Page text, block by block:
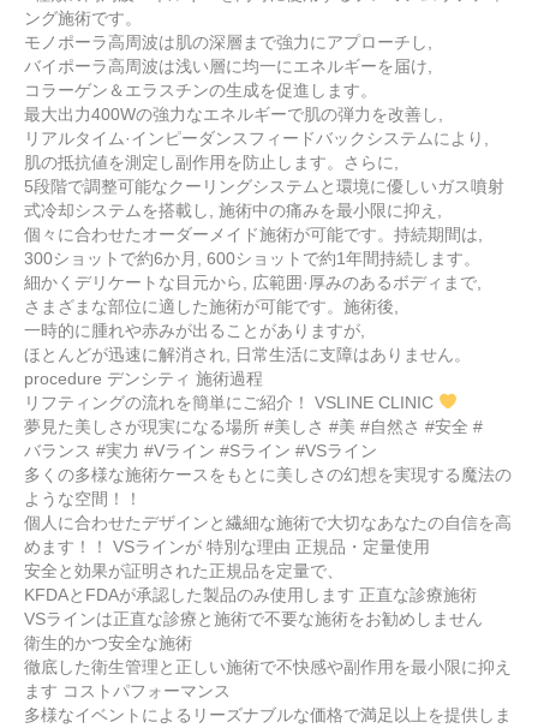
ング施術です。
モノポーラ高周波は肌の深層まで強力にアプローチし,
バイポーラ高周波は浅い層に均一にエネルギーを届け,
コラーゲン＆エラスチンの生成を促進します。
最大出力400Wの強力なエネルギーで肌の弾力を改善し,
リアルタイム·インピーダンスフィードバックシステムにより,
肌の抵抗値を測定し副作用を防止します。さらに,
5段階で調整可能なクーリングシステムと環境に優しいガス噴射
式冷却システムを搭載し, 施術中の痛みを最小限に抑え,
個々に合わせたオーダーメイド施術が可能です。持続期間は,
300ショットで約6か月, 600ショットで約1年間持続します。
細かくデリケートな目元から, 広範囲·厚みのあるボディまで,
さまざまな部位に適した施術が可能です。施術後,
一時的に腫れや赤みが出ることがありますが,
ほとんどが迅速に解消され, 日常生活に支障はありません。
procedure デンシティ 施術過程
リフティングの流れを簡単にご紹介！ VSLINE CLINIC
夢見た美しさが現実になる場所 #美しさ #美 #自然さ #安全 #
バランス #実力 #Vライン #Sライン #VSライン
多くの多様な施術ケースをもとに美しさの幻想を実現する魔法の
ような空間！！
個人に合わせたデザインと繊細な施術で大切なあなたの自信を高
めます！！ VSラインが 特別な理由 正規品・定量使用
安全と効果が証明された正規品を定量で、
KFDAとFDAが承認した製品のみ使用します 正直な診療施術
VSラインは正直な診療と施術で不要な施術をお勧めしません
衛生的かつ安全な施術
徹底した衛生管理と正しい施術で不快感や副作用を最小限に抑え
ます コストパフォーマンス
多様なイベントによるリーズナブルな価格で満足以上を提供しま